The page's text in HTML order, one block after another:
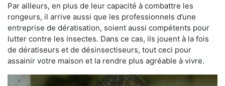
Par ailleurs, en plus de leur capacité à combattre les
rongeurs, il arrive aussi que les professionnels d’une
entreprise de dératisation, soient aussi compétents pour
lutter contre les insectes. Dans ce cas, ils jouent à la fois
de dératiseurs et de désinsectiseurs, tout ceci pour
assainir votre maison et la rendre plus agréable à vivre.